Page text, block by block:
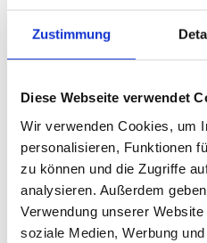
Zustimmung
Diese Webseite verwendet
Wir verwenden Cookies, um
personalisieren, Funktionen
zu können und die Zugriffe
analysieren. Außerdem
Verwendung unserer
soziale Medien, Werbung
Möbelverbinder 2-teilig beige/braun, 2er
Set: 2-tlg.
Farbe: beige, braun
Inhalt: 2 Stück